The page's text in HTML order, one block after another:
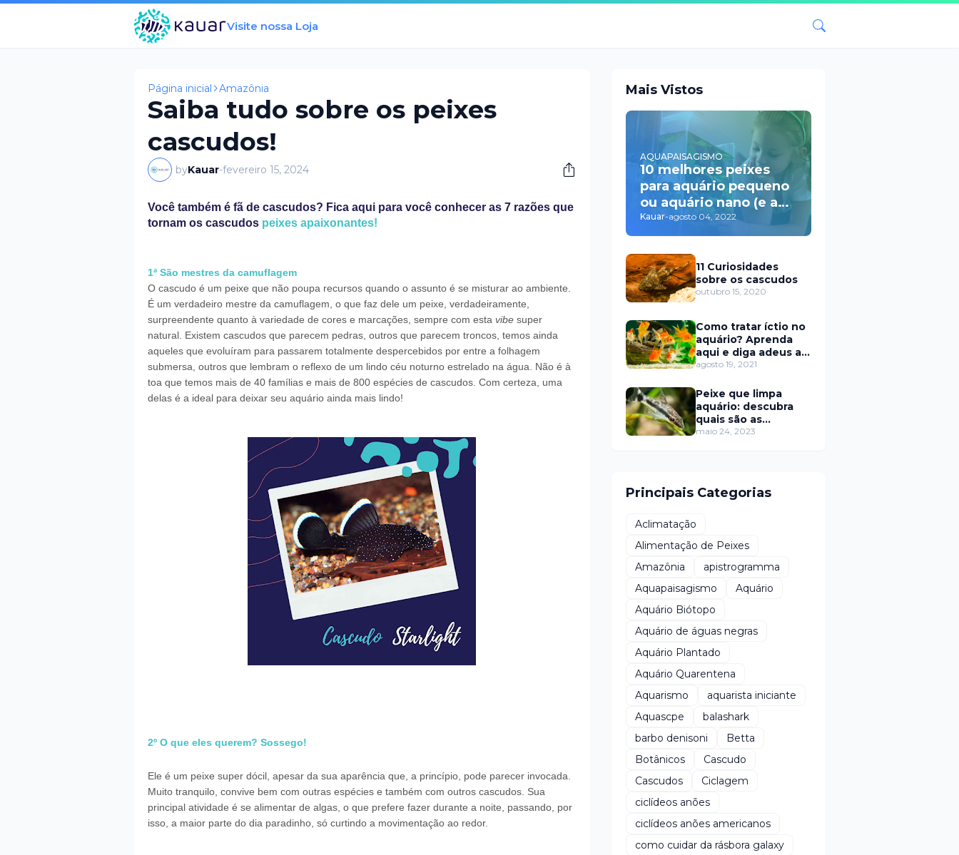
Visite nossa Loja
Página inicial Amazônia
Saiba tudo sobre os peixes
cascudos!
byKauar-fevereiro 15, 2024
Você também é fã de cascudos? Fica aqui para você conhecer as 7 razões que
tornam os cascudos peixes apaixonantes!
1ª São mestres da camuflagem
O cascudo é um peixe que não poupa recursos quando o assunto é se misturar ao ambiente.
É um verdadeiro mestre da camuflagem, o que faz dele um peixe, verdadeiramente,
surpreendente quanto à variedade de cores e marcações, sempre com esta vibe super
natural. Existem cascudos que parecem pedras, outros que parecem troncos, temos ainda
aqueles que evoluíram para passarem totalmente despercebidos por entre a folhagem
submersa, outros que lembram o reflexo de um lindo céu noturno estrelado na água. Não é à
toa que temos mais de 40 famílias e mais de 800 espécies de cascudos. Com certeza, uma
delas é a ideal para deixar seu aquário ainda mais lindo!
2º O que eles querem? Sossego!
Ele é um peixe super dócil, apesar da sua aparência que, a princípio, pode parecer invocada.
Muito tranquilo, convive bem com outras espécies e também com outros cascudos. Sua
principal atividade é se alimentar de algas, o que prefere fazer durante a noite, passando, por
isso, a maior parte do dia paradinho, só curtindo a movimentação ao redor.
Mais Vistos
AQUAPAISAGISMO
10 melhores peixes
para aquário pequeno
ou aquário nano (e a
saga de um pai
aquarista)
Kauar-agosto 04, 2022
11 Curiosidades
sobre os cascudos
outubro 15, 2020
Como tratar íctio no
aquário? Aprenda
aqui e diga adeus a
este problema!
agosto 19, 2021
Peixe que limpa
aquário: descubra
quais são as
espécies mestres da
maio 24, 2023
Principais Categorias
Aclimatação
Alimentação de Peixes
Amazônia
apistrogramma
Aquapaisagismo
Aquário
Aquário Biótopo
Aquário de águas negras
Aquário Plantado
Aquário Quarentena
Aquarismo
aquarista iniciante
Aquascpe
balashark
barbo denisoni
Betta
Botânicos
Cascudo
Cascudos
Ciclagem
ciclídeos anões
ciclídeos anões americanos
como cuidar da rásbora galaxy